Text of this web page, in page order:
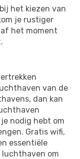
het kiezen van
je rustiger
het moment
van de
dan kan
nodig hebt om
Gratis wifi,
essentiële
luchthaven om